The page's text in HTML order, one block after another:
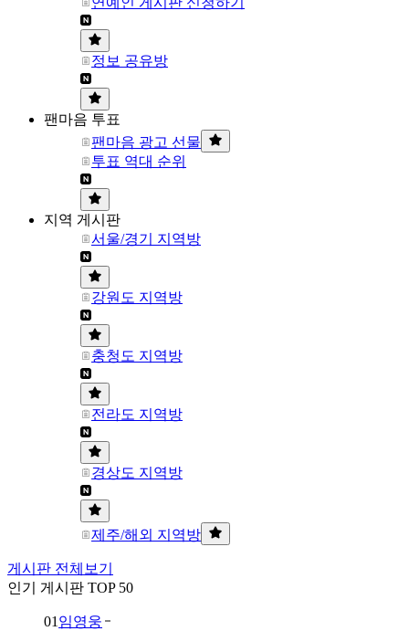
정보 공유방
팬마음 투표
팬마음 광고 선물
투표 역대 순위
지역 게시판
서울/경기 지역방
강원도 지역방
충청도 지역방
전라도 지역방
경상도 지역방
제주/해외 지역방
게시판 전체보기
인기 게시판 TOP 50
01 임영웅